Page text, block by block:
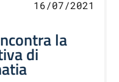
16/07/2021
la
di